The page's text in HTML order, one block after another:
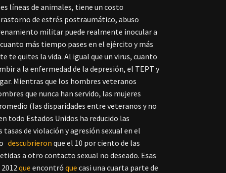
líneas de animales, tiene un costo
de estrés postraumático, abuso
militar puede realmente inocular a
más tiempo pases en el ejército y más
te quites la vida. Al igual que un virus, cuanto
a la enfermedad de la depresión, el TEPT y
Mientras que los hombres veteranos
que nunca han servido, las mujeres
(las disparidades entre veteranos y no
todo Estados Unidos ha reducido las
de violación y agresión sexual en el
descubrieron que el 10 por ciento de las
a otro contacto sexual no deseado. Esas
2012que encontróque casi una cuarta parte de